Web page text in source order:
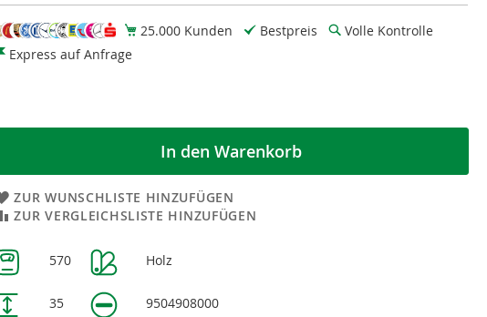
25.000 Kunden Bestpreis
Volle Kontrolle
Express auf Anfrage
In den Warenkorb
ZUR WUNSCHLISTE HINZUFÜGEN
ZUR VERGLEICHSLISTE HINZUFÜGEN
570 Holz
35 9504908000